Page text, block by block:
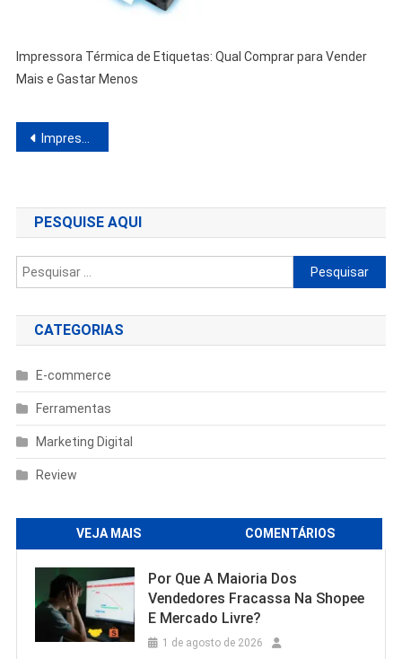
Impressora Térmica de Etiquetas: Qual Comprar para Vender
Mais e Gastar Menos
Navegação
Post
Impressora Térmica de Etiquetas: Qual Comprar para Vender Mais e Gastar Menos
PESQUISE AQUI
Pesquisar
por:
CATEGORIAS
E-commerce
Ferramentas
Marketing Digital
Review
VEJA MAIS COMENTÁRIOS
Por Que A Maioria Dos
Vendedores Fracassa Na Shopee
E Mercado Livre?
1 de agosto de 2026